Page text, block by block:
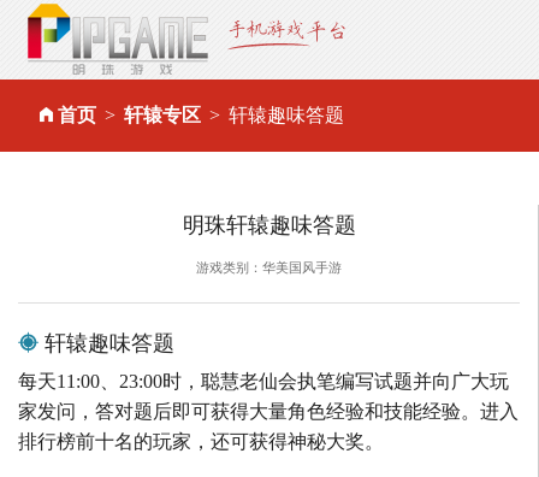
首页 轩辕专区 轩辕趣味答题
明珠轩辕趣味答题
游戏类别：华美国风手游
轩辕趣味答题
每天11:00、23:00时，聪慧老仙会执笔编写试题并向广大玩
家发问，答对题后即可获得大量角色经验和技能经验。进入
排行榜前十名的玩家，还可获得神秘大奖。